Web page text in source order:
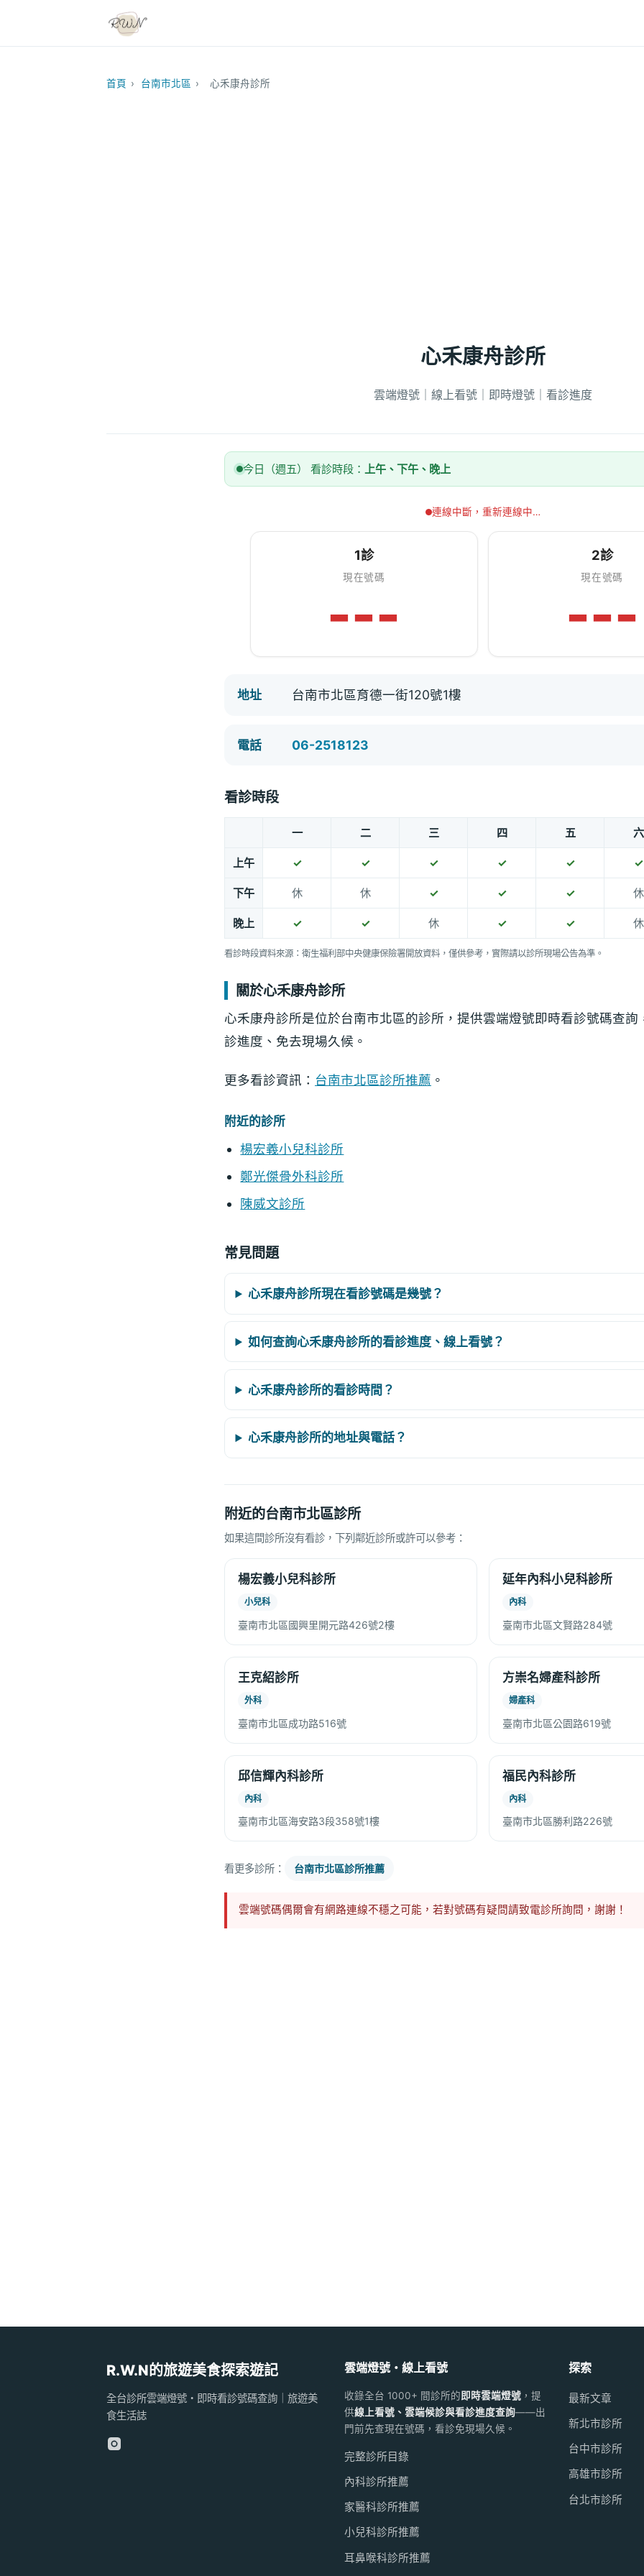
首頁 › 台南市北區 › 心禾康舟診所
心禾康舟診所
雲端燈號｜線上看號｜即時燈號｜看診進度
今日（週五） 看診時段： 上午、下午、晚上
連線中斷，重新連線中…
1診
現在號碼
---
2診
現在號碼
---
地址 台南市北區育德一街120號1樓
電話 06-2518123
看診時段
一 二 三 四 五 六
上午 ✓ ✓ ✓ ✓ ✓ ✓
下午 休 休 ✓ ✓ ✓ 休
晚上 ✓ ✓ 休 ✓ ✓ 休
看診時段資料來源：衛生福利部中央健康保險署開放資料，僅供參考，實際請以診所現場公告為準。
關於心禾康舟診所
心禾康舟診所是位於台南市北區的診所，提供雲端燈號即時看診號碼查詢
診進度、免去現場久候。
更多看診資訊： 台南市北區診所推薦 。
附近的診所
楊宏義小兒科診所
鄭光傑骨外科診所
陳威文診所
常見問題
心禾康舟診所現在看診號碼是幾號？
如何查詢心禾康舟診所的看診進度、線上看號？
心禾康舟診所的看診時間？
心禾康舟診所的地址與電話？
附近的台南市北區診所
如果這間診所沒有看診，下列鄰近診所或許可以參考：
楊宏義小兒科診所
小兒科
臺南市北區國興里開元路426號2樓
延年內科小兒科診所
內科
臺南市北區文賢路284號
王克紹診所
外科
臺南市北區成功路516號
方崇名婦產科診所
婦產科
臺南市北區公園路619號
邱信輝內科診所
內科
臺南市北區海安路3段358號1樓
福民內科診所
內科
臺南市北區勝利路226號
看更多診所： 台南市北區診所推薦
雲端號碼偶爾會有網路連線不穩之可能，若對號碼有疑問請致電診所詢問，謝謝！
R.W.N的旅遊美食探索遊記
全台診所雲端燈號・即時看診號碼查詢｜旅遊美
食生活誌
雲端燈號・線上看號
收錄全台 1000+ 間診所的 即時雲端燈號，提
供線上看號、雲端候診與看診進度查詢——出
門前先查現在號碼，看診免現場久候。
完整診所目錄
內科診所推薦
家醫科診所推薦
小兒科診所推薦
耳鼻喉科診所推薦
探索
最新文章
新北市診所
台中市診所
高雄市診所
台北市診所